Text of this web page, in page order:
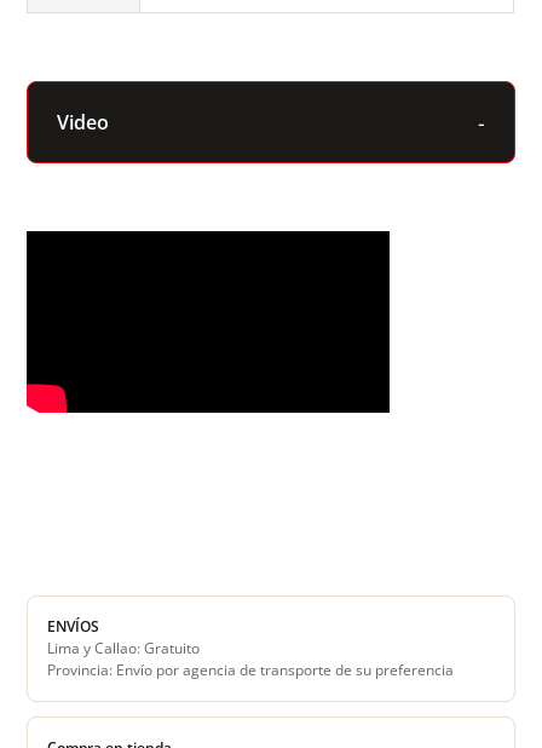
Video
ENVÍOS
Lima y Callao: Gratuito
Provincia: Envío por agencia de transporte de su preferencia